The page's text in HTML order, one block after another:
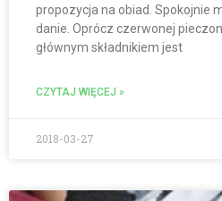
propozycja na obiad. Spokojnie
danie. Oprócz czerwonej
głównym składnikiem jest
CZYTAJ WIĘCEJ »
2018-03-27